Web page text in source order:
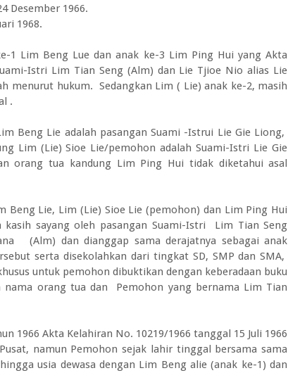
Desember 1966.
1968.
1 Lim Beng Lue dan anak ke-3 Lim Ping Hui yang Akta
Istri Lim Tian Seng (Alm) dan Lie Tjioe Nio alias Lie
menurut hukum. Sedangkan Lim ( Lie) anak ke-2, masih
.
Beng Lie adalah pasangan Suami -Istrui Lie Gie Liong,
Lim (Lie) Sioe Lie/pemohon adalah Suami-Istri Lie Gie
orang tua kandung Lim Ping Hui tidak diketahui asal
Beng Lie, Lim (Lie) Sioe Lie (pemohon) dan Lim Ping Hui
kasih sayang oleh pasangan Suami-Istri Lim Tian Seng
(Alm) dan dianggap sama derajatnya sebagai anak
serta disekolahkan dari tingkat SD, SMP dan SMA,
untuk pemohon dibuktikan dengan keberadaan buku
nama orang tua dan Pemohon yang bernama Lim Tian
1966 Akta Kelahiran No. 10219/1966 tanggal 15 Juli 1966
namun Pemohon sejak lahir tinggal bersama sama
usia dewasa dengan Lim Beng alie (anak ke-1) dan